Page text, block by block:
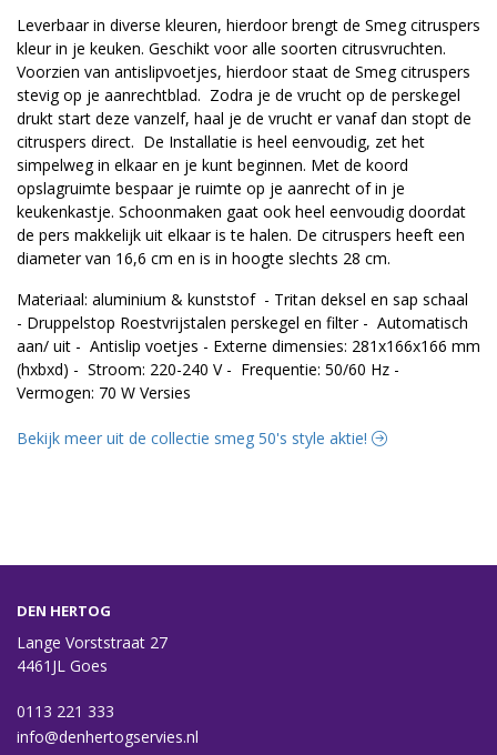
Leverbaar in diverse kleuren, hierdoor brengt de Smeg citruspers
kleur in je keuken. Geschikt voor alle soorten citrusvruchten.
Voorzien van antislipvoetjes, hierdoor staat de Smeg citruspers
stevig op je aanrechtblad. Zodra je de vrucht op de perskegel
drukt start deze vanzelf, haal je de vrucht er vanaf dan stopt de
citruspers direct. De Installatie is heel eenvoudig, zet het
simpelweg in elkaar en je kunt beginnen. Met de koord
opslagruimte bespaar je ruimte op je aanrecht of in je
keukenkastje. Schoonmaken gaat ook heel eenvoudig doordat
de pers makkelijk uit elkaar is te halen. De citruspers heeft een
diameter van 16,6 cm en is in hoogte slechts 28 cm.
Materiaal: aluminium & kunststof - Tritan deksel en sap schaal
- Druppelstop Roestvrijstalen perskegel en filter - Automatisch
aan/ uit - Antislip voetjes - Externe dimensies: 281x166x166 mm
(hxbxd) - Stroom: 220-240 V - Frequentie: 50/60 Hz -
Vermogen: 70 W Versies
Bekijk meer uit de collectie smeg 50's style aktie!
DEN HERTOG
Lange Vorststraat 27
4461JL Goes
0113 221 333
info@denhertogservies.nl